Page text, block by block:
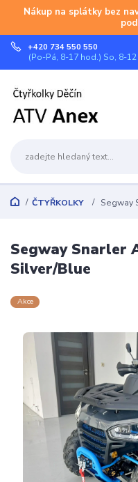
Nákup na splátky bez
+420 734 550 550
(Po-Pá, 8-17 hod.) So, 8-12
ČTYŘKOLKY Segway
Segway Snarler
Silver/Blue
Akce